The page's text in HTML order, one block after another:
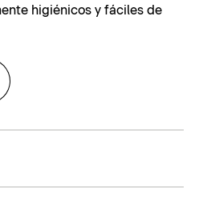
higiénicos y fáciles de